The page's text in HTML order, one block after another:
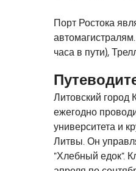
Порт Ростока
часа в пути),
Литовский город
ежегодно
университета и
Литвы. Он
"Хлебный едок".